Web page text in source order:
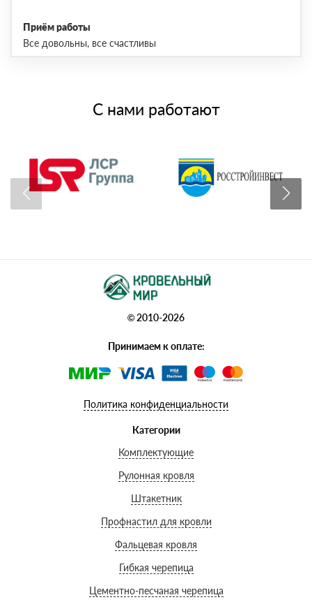
Приём работы
Все довольны, все счастливы
С нами работают
© 2010-2026
Принимаем к оплате:
Политика конфиденциальности
Категории
Комплектующие
Рулонная кровля
Штакетник
Профнастил для кровли
Фальцевая кровля
Гибкая черепица
Цементно-песчаная черепица